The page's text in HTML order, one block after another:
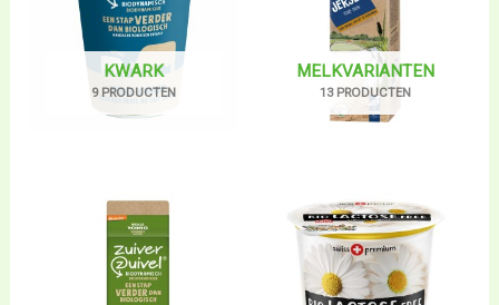
KWARK
9 PRODUCTEN
MELKVARIANTEN
13 PRODUCTEN